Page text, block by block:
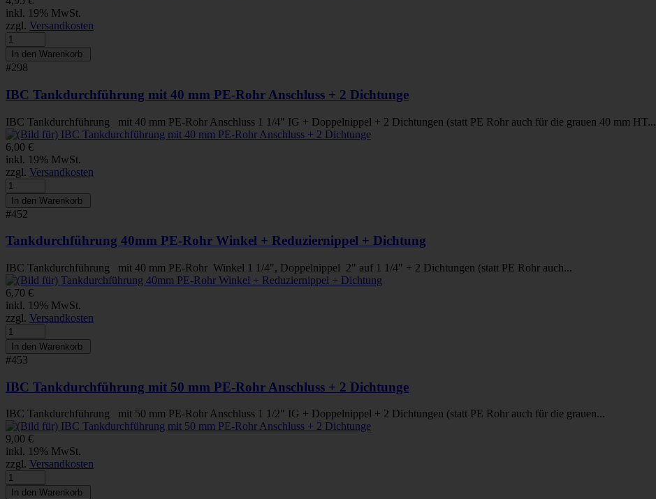
inkl. 19% MwSt.
zzgl. Versandkosten
#298
IBC Tankdurchführung mit 40 mm PE-Rohr Anschluss + 2 Dichtunge
IBC Tankdurchführung mit 40 mm PE-Rohr Anschluss 1 1/4" IG + Doppelnippel + 2 Dichtungen (statt PE Rohr auch für die grauen 40 mm HT...
6,00 €
inkl. 19% MwSt.
zzgl. Versandkosten
#452
Tankdurchführung 40mm PE-Rohr Winkel + Reduziernippel + Dichtung
IBC Tankdurchführung mit 40 mm PE-Rohr Winkel 1 1/4", Doppelnippel 2" auf 1 1/4" + 2 Dichtungen (statt PE Rohr auch...
6,70 €
inkl. 19% MwSt.
zzgl. Versandkosten
#453
IBC Tankdurchführung mit 50 mm PE-Rohr Anschluss + 2 Dichtunge
IBC Tankdurchführung mit 50 mm PE-Rohr Anschluss 1 1/2" IG + Doppelnippel + 2 Dichtungen (statt PE Rohr auch für die grauen...
9,00 €
inkl. 19% MwSt.
zzgl. Versandkosten